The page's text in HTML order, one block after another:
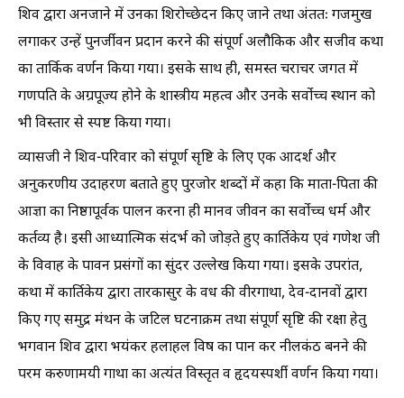
शिव द्वारा अनजाने में उनका शिरोच्छेदन किए जाने तथा अंततः गजमुख
लगाकर उन्हें पुनर्जीवन प्रदान करने की संपूर्ण अलौकिक और सजीव कथा
का तार्किक वर्णन किया गया। इसके साथ ही, समस्त चराचर जगत में
गणपति के अग्रपूज्य होने के शास्त्रीय महत्व और उनके सर्वोच्च स्थान को
भी विस्तार से स्पष्ट किया गया।
व्यासजी ने शिव-परिवार को संपूर्ण सृष्टि के लिए एक आदर्श और
अनुकरणीय उदाहरण बताते हुए पुरजोर शब्दों में कहा कि माता-पिता की
आज्ञा का निष्ठापूर्वक पालन करना ही मानव जीवन का सर्वोच्च धर्म और
कर्तव्य है। इसी आध्यात्मिक संदर्भ को जोड़ते हुए कार्तिकेय एवं गणेश जी
के विवाह के पावन प्रसंगों का सुंदर उल्लेख किया गया। इसके उपरांत,
कथा में कार्तिकेय द्वारा तारकासुर के वध की वीरगाथा, देव-दानवों द्वारा
किए गए समुद्र मंथन के जटिल घटनाक्रम तथा संपूर्ण सृष्टि की रक्षा हेतु
भगवान शिव द्वारा भयंकर हलाहल विष का पान कर नीलकंठ बनने की
परम करुणामयी गाथा का अत्यंत विस्तृत व हृदयस्पर्शी वर्णन किया गया।